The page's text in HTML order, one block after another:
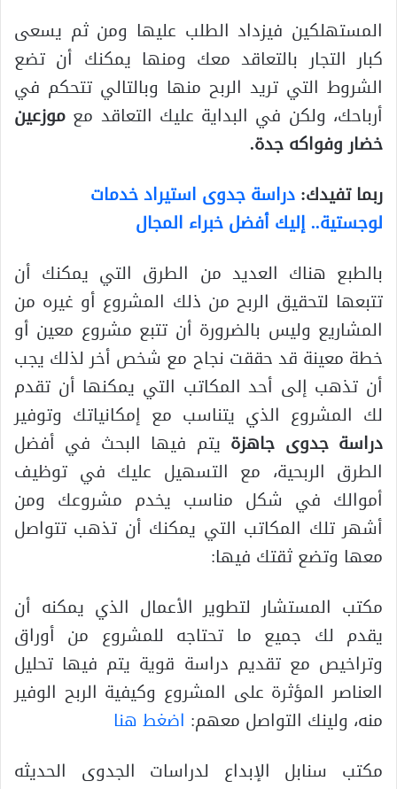
المستهلكين فيزداد الطلب عليها ومن ثم يسعى
كبار التجار بالتعاقد معك ومنها يمكنك أن تضع
الشروط التي تريد الربح منها وبالتالي تتحكم في
أرباحك، ولكن في البداية عليك التعاقد مع موزعين
خضار وفواكه جدة.
ربما تفيدك:دراسة جدوى استيراد خدمات
لوجستية.. إليك أفضل خبراء المجال
بالطبع هناك العديد من الطرق التي يمكنك أن
تتبعها لتحقيق الربح من ذلك المشروع أو غيره من
المشاريع وليس بالضرورة أن تتبع مشروع معين أو
خطة معينة قد حققت نجاح مع شخص أخر لذلك يجب
أن تذهب إلى أحد المكاتب التي يمكنها أن تقدم
لك المشروع الذي يتناسب مع إمكانياتك وتوفير
دراسة جدوى جاهزة يتم فيها البحث في أفضل
الطرق الربحية، مع التسهيل عليك في توظيف
أموالك في شكل مناسب يخدم مشروعك ومن
أشهر تلك المكاتب التي يمكنك أن تذهب تتواصل
معها وتضع ثقتك فيها:
مكتب المستشار لتطوير الأعمال الذي يمكنه أن
يقدم لك جميع ما تحتاجه للمشروع من أوراق
وتراخيص مع تقديم دراسة قوية يتم فيها تحليل
العناصر المؤثرة على المشروع وكيفية الربح الوفير
منه، ولينك التواصل معهم: اضغط هنا
مكتب سنابل الإبداع لدراسات الجدوى الحديثه